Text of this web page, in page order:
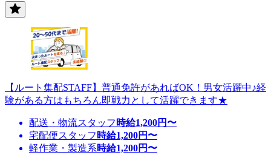
【ルート集配STAFF】普通免許があればOK！男女活躍中♪経
験がある方はもちろん即戦力として活躍できます★
配送・物流スタッフ 時給1,200円〜
宅配便スタッフ 時給1,200円〜
軽作業・製造系時給1,200円〜